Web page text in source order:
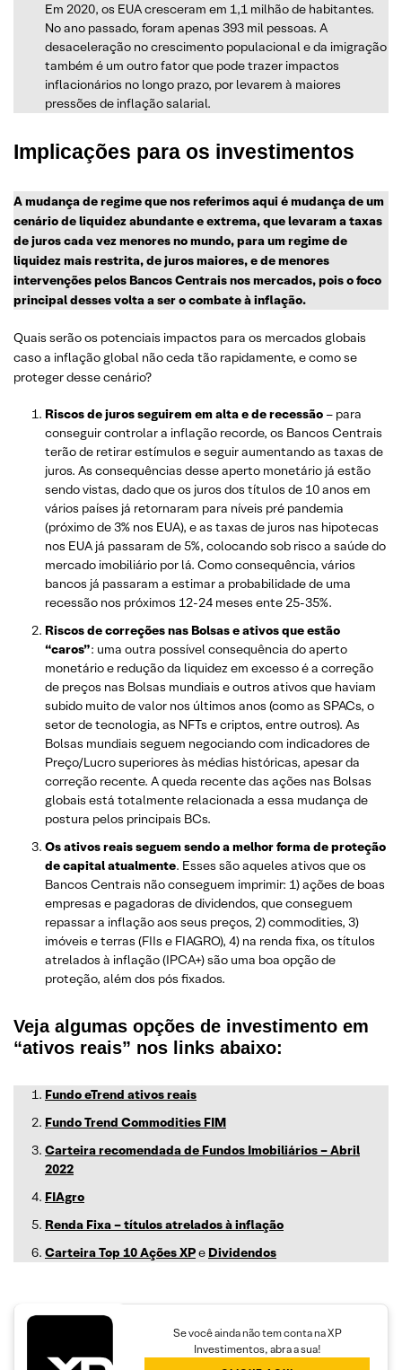
Em 2020, os EUA cresceram em 1,1 milhão de habitantes.
No ano passado, foram apenas 393 mil pessoas. A
desaceleração no crescimento populacional e da imigração
também é um outro fator que pode trazer impactos
inflacionários no longo prazo, por levarem à maiores
pressões de inflação salarial.
Implicações para os investimentos
A mudança de regime que nos referimos aqui é mudança de um
cenário de liquidez abundante e extrema, que levaram a taxas
de juros cada vez menores no mundo, para um regime de
liquidez mais restrita, de juros maiores, e de menores
intervenções pelos Bancos Centrais nos mercados, pois o foco
principal desses volta a ser o combate à inflação.
Quais serão os potenciais impactos para os mercados globais
caso a inflação global não ceda tão rapidamente, e como se
proteger desse cenário?
Riscos de juros seguirem em alta e de recessão – para
conseguir controlar a inflação recorde, os Bancos Centrais
terão de retirar estímulos e seguir aumentando as taxas de
juros. As consequências desse aperto monetário já estão
sendo vistas, dado que os juros dos títulos de 10 anos em
vários países já retornaram para níveis pré pandemia
(próximo de 3% nos EUA), e as taxas de juros nas hipotecas
nos EUA já passaram de 5%, colocando sob risco a saúde do
mercado imobiliário por lá. Como consequência, vários
bancos já passaram a estimar a probabilidade de uma
recessão nos próximos 12-24 meses ente 25-35%.
Riscos de correções nas Bolsas e ativos que estão
“caros”: uma outra possível consequência do aperto
monetário e redução da liquidez em excesso é a correção
de preços nas Bolsas mundiais e outros ativos que haviam
subido muito de valor nos últimos anos (como as SPACs, o
setor de tecnologia, as NFTs e criptos, entre outros). As
Bolsas mundiais seguem negociando com indicadores de
Preço/Lucro superiores às médias históricas, apesar da
correção recente. A queda recente das ações nas Bolsas
globais está totalmente relacionada a essa mudança de
postura pelos principais BCs.
Os ativos reais seguem sendo a melhor forma de proteção
de capital atualmente. Esses são aqueles ativos que os
Bancos Centrais não conseguem imprimir: 1) ações de boas
empresas e pagadoras de dividendos, que conseguem
repassar a inflação aos seus preços, 2) commodities, 3)
imóveis e terras (FIIs e FIAGRO), 4) na renda fixa, os títulos
atrelados à inflação (IPCA+) são uma boa opção de
proteção, além dos pós fixados.
Veja algumas opções de investimento em
“ativos reais” nos links abaixo:
Fundo eTrend ativos reais
Fundo Trend Commodities FIM
Carteira recomendada de Fundos Imobiliários – Abril
2022
FIAgro
Renda Fixa – títulos atrelados à inflação
Carteira Top 10 Ações XPe Dividendos
Se você ainda não tem conta na XP
Investimentos, abra a sua!